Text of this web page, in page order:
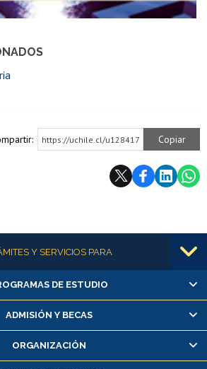
https://uchile.cl/u128417 Copiar
Y SERVICIOS PARA
os y exalumnas/os
Matrícula en línea
y cambio de asignaturas
y certificado de notas
DE ESTUDIO
ADMISIÓN Y BECAS
ORGANIZACIÓN